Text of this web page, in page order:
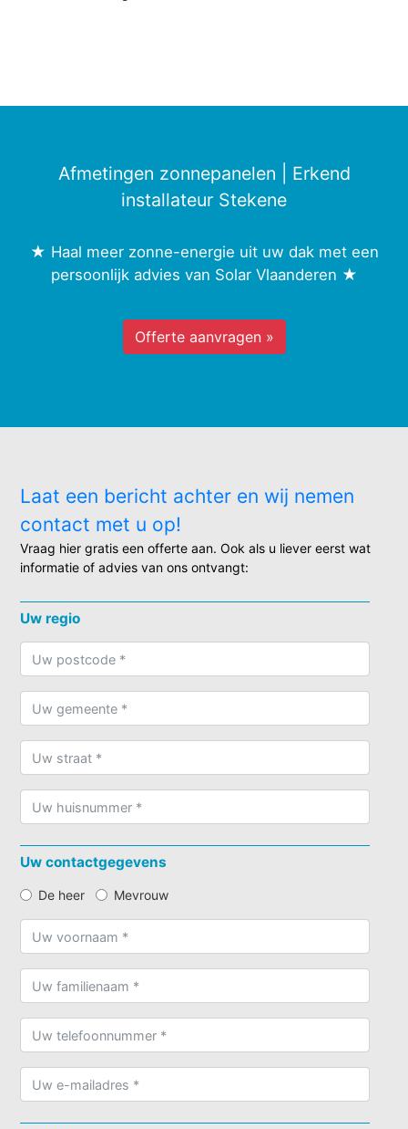
Afmetingen zonnepanelen | Erkend
installateur Stekene
★ Haal meer zonne-energie uit uw dak met een
persoonlijk advies van Solar Vlaanderen ★
Offerte aanvragen »
Laat een bericht achter en wij nemen
contact met u op!
Vraag hier gratis een offerte aan. Ook als u liever eerst wat
informatie of advies van ons ontvangt:
Uw regio
Uw contactgegevens
De heer Mevrouw